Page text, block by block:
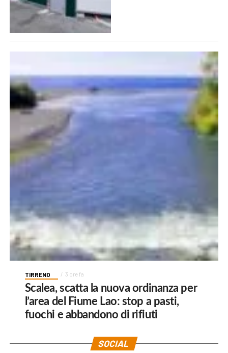
TIRRENO 3 ore fa
Scalea, scatta la nuova ordinanza per
l’area del Fiume Lao: stop a pasti,
fuochi e abbandono di rifiuti
SOCIAL